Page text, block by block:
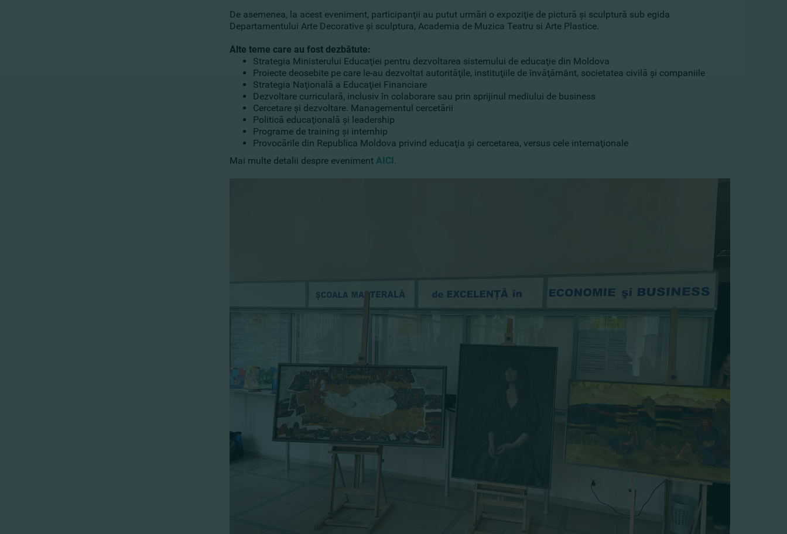
De asemenea, la acest eveniment, participanţii au putut urmări o expoziţie de pictură şi sculptură sub egida
Departamentului Arte Decorative şi sculptura, Academia de Muzica Teatru si Arte Plastice.
Alte teme care au fost dezbătute:
Strategia Ministerului Educaţiei pentru dezvoltarea sistemului de educaţie din Moldova
Proiecte deosebite pe care le-au dezvoltat autorităţile, instituţiile de învăţământ, societatea civilă şi companiile
Strategia Naţională a Educaţiei Financiare
Dezvoltare curriculară, inclusiv în colaborare sau prin sprijinul mediului de business
Cercetare şi dezvoltare. Managementul cercetării
Politică educaţională şi leadership
Programe de training şi internhip
Provocările din Republica Moldova privind educaţia şi cercetarea, versus cele internaţionale
Mai multe detalii despre eveniment AICI